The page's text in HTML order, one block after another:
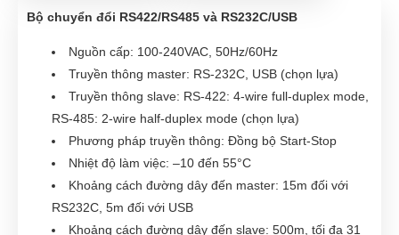
Bộ chuyển đổi RS422/RS485 và RS232C/USB
Nguồn cấp: 100-240VAC, 50Hz/60Hz
Truyền thông master: RS-232C, USB (chọn lựa)
Truyền thông slave: RS-422: 4-wire full-duplex mode,
RS-485: 2-wire half-duplex mode (chọn lựa)
Phương pháp truyền thông: Đồng bộ Start-Stop
Nhiệt độ làm việc: –10 đến 55°C
Khoảng cách đường dây đến master: 15m đối với
RS232C, 5m đối với USB
Khoảng cách đường dây đến slave: 500m, tối đa 31